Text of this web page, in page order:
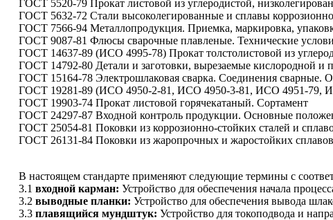
ГОСТ 5520-79 Прокат листовой из углеродистой,
ГОСТ 5632-72 Стали высоколегированные и сплавы
ГОСТ 7566-94 Металлопродукция. Приемка, маркировка,
ГОСТ 9087-81 Флюсы сварочные плавленые. Технические
ГОСТ 14637-89 (ИСО 4995-78) Прокат толстолистовой из
ГОСТ 14792-80 Детали и заготовки, вырезаемые кислородной и
ГОСТ 15164-78 Электрошлаковая сварка. Соединения сварные.
ГОСТ 19281-89 (ИСО 4950-2-81, ИСО 4950-3-81, ИСО 4951-79,
ГОСТ 19903-74 Прокат листовой горячекатаный. Сортамент
ГОСТ 24297-87 Входной контроль продукции. Основные
ГОСТ 25054-81 Поковки из коррозионно-стойких сталей и
ГОСТ 26131-84 Поковки из жаропрочных и жаростойких
В настоящем стандарте применяют следующие термины с
3.1 входной карман: Устройство для обеспечения начала
3.2 выводные планки: Устройство для обеспечения вывода
3.3плавящийся мундштук: Устройство для токоподвода и